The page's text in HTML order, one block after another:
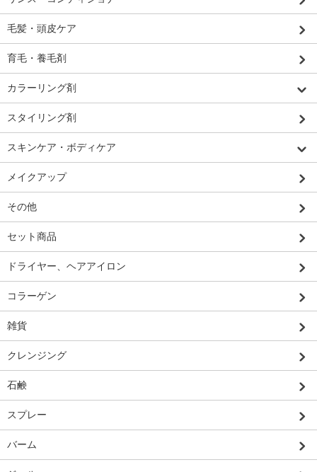
毛髪・頭皮ケア
育毛・養毛剤
カラーリング剤
スタイリング剤
スキンケア・ボディケア
メイクアップ
その他
セット商品
ドライヤー、ヘアアイロン
コラーゲン
雑貨
クレンジング
石鹸
スプレー
バーム